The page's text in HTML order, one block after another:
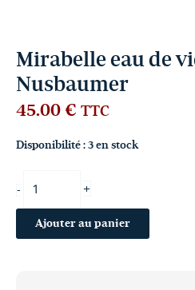
Mirabelle eau de
Nusbaumer
45.00 € TTC
Disponibilité : 3 en stock
- +
Ajouter au panier